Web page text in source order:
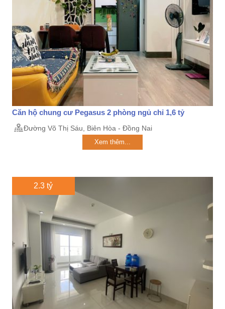
Căn hộ chung cư Pegasus 2 phòng ngủ chỉ 1,6 tỷ
Đường Võ Thị Sáu, Biên Hòa - Đồng Nai
Xem thêm...
2.3 tỷ